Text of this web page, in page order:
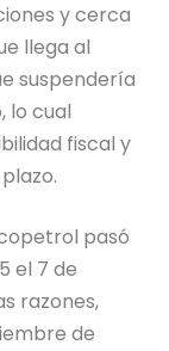
y cerca
llega al
suspendería
lo cual
fiscal y
pasó
el 7 de
razones,
de